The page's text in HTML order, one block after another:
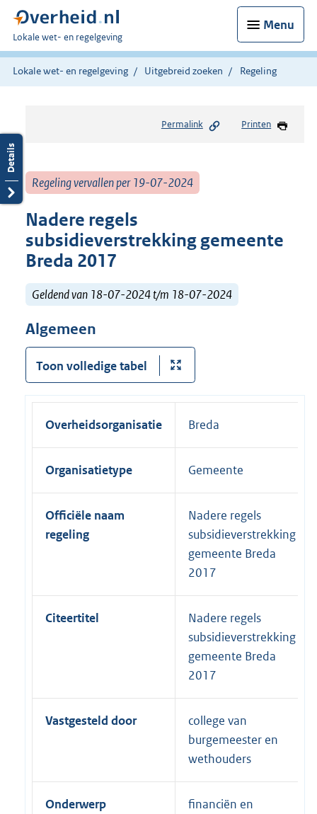
Menu
U
bent
hier:
Lokale wet- en regelgeving
Lokale wet- en regelgeving Uitgebreid zoeken Regeling
Permalink Printen
Regeling vervallen per 19-07-2024
Nadere regels
subsidieverstrekking gemeente
Breda 2017
Geldend van 18-07-2024 t/m 18-07-2024
Algemeen
Toon volledige tabel
Overheidsorganisatie Breda
Organisatietype Gemeente
Officiële naam
regeling
Nadere regels
subsidieverstrekking
gemeente Breda
2017
Citeertitel
Nadere regels
subsidieverstrekking
gemeente Breda
2017
Vastgesteld door
college van
burgemeester en
wethouders
Onderwerp
financiën en